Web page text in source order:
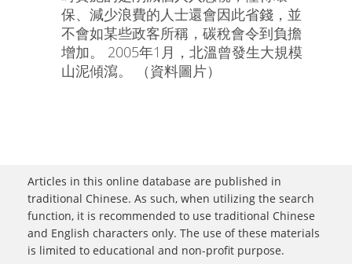
保、減少浪費的人士還會因此省錢，並
不會如某些政客所稱，碳稅會令到負擔
增加。 2005年1月，北溫曾發生大規模
山泥傾瀉。 （資料圖片）
Articles in this online database are published in
traditional Chinese. As such, when utilizing the search
function, it is recommended to use traditional Chinese
and English characters only. The use of these materials
is limited to educational and non-profit purpose.